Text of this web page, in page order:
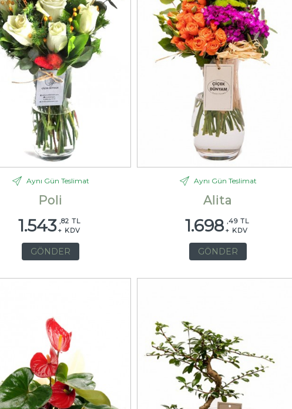
Aynı Gün Teslimat
Poli
1.543 ,82 TL
+ KDV
GÖNDER
Aynı Gün Teslimat
Alita
1.698 ,49 TL
+ KDV
GÖNDER